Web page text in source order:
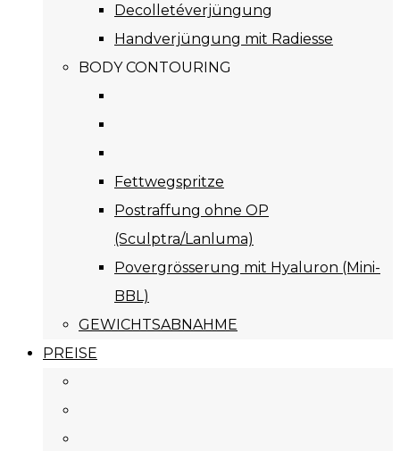
Decolletéverjüngung
Handverjüngung mit Radiesse
BODY CONTOURING
Fettwegspritze
Postraffung ohne OP
(Sculptra/Lanluma)
Povergrösserung mit Hyaluron (Mini-
BBL)
GEWICHTSABNAHME
PREISE